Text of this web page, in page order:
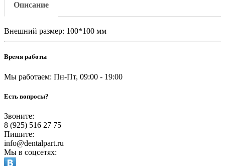
Описание
Внешний размер: 100*100 мм
Время работы
Мы работаем: Пн-Пт, 09:00 - 19:00
Есть вопросы?
Звоните:
8 (925) 516 27 75
Пишите:
info@dentalpart.ru
Мы в соцсетях: